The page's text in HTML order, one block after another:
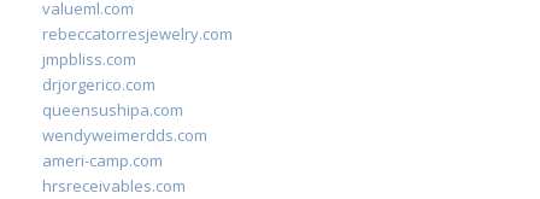
valueml.com
rebeccatorresjewelry.com
jmpbliss.com
drjorgerico.com
queensushipa.com
wendyweimerdds.com
ameri-camp.com
hrsreceivables.com